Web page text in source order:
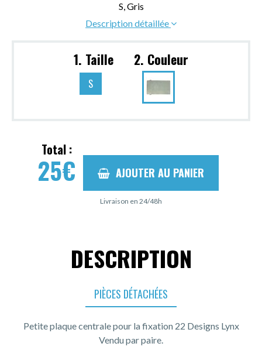
S, Gris
Description détaillée
1. Taille
S
2. Couleur
Total :
25€ AJOUTER AU PANIER
Livraison en 24/48h
DESCRIPTION
PIÈCES DÉTACHÉES
Petite plaque centrale pour la fixation 22 Designs Lynx
Vendu par paire.